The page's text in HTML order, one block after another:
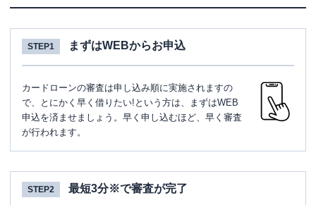
STEP1 まずはWEBからお申込
カードローンの審査は申し込み順に実施されますの
で、とにかく早く借りたい!という方は、まずはWEB
申込を済ませましょう。早く申し込むほど、早く審査
が行われます。
STEP2 最短3分※で審査が完了